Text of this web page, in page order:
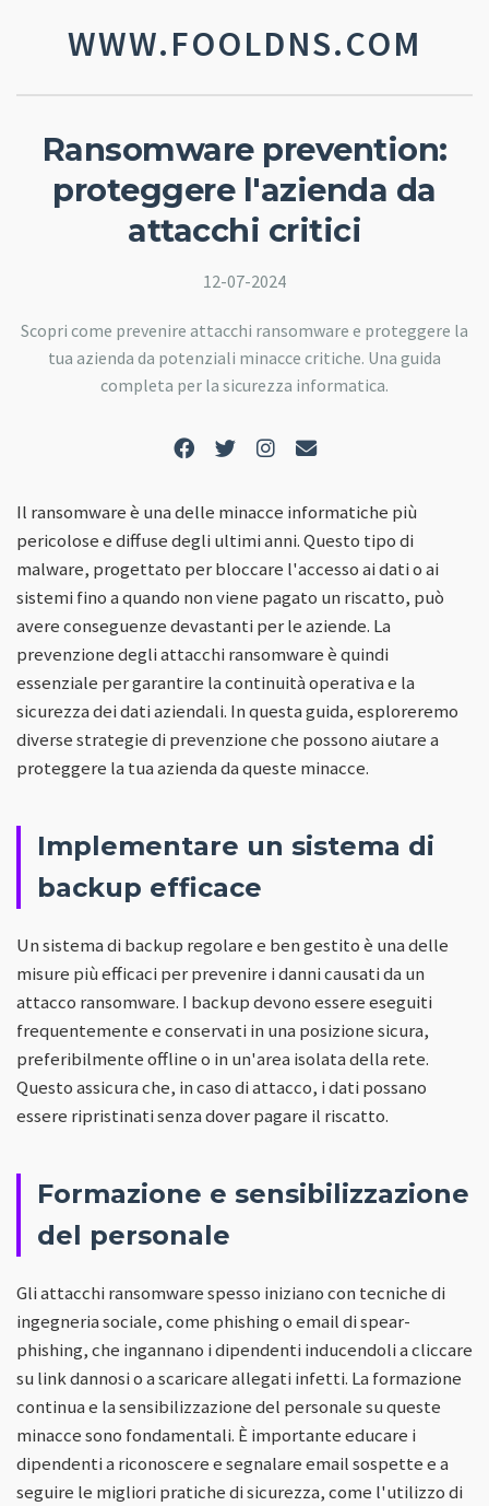
WWW.FOOLDNS.COM
Ransomware prevention:
proteggere l'azienda da
attacchi critici
12-07-2024
Scopri come prevenire attacchi ransomware e proteggere la
tua azienda da potenziali minacce critiche. Una guida
completa per la sicurezza informatica.
Il ransomware è una delle minacce informatiche più
pericolose e diffuse degli ultimi anni. Questo tipo di
malware, progettato per bloccare l'accesso ai dati o ai
sistemi fino a quando non viene pagato un riscatto, può
avere conseguenze devastanti per le aziende. La
prevenzione degli attacchi ransomware è quindi
essenziale per garantire la continuità operativa e la
sicurezza dei dati aziendali. In questa guida, esploreremo
diverse strategie di prevenzione che possono aiutare a
proteggere la tua azienda da queste minacce.
Implementare un sistema di
backup efficace
Un sistema di backup regolare e ben gestito è una delle
misure più efficaci per prevenire i danni causati da un
attacco ransomware. I backup devono essere eseguiti
frequentemente e conservati in una posizione sicura,
preferibilmente offline o in un'area isolata della rete.
Questo assicura che, in caso di attacco, i dati possano
essere ripristinati senza dover pagare il riscatto.
Formazione e sensibilizzazione
del personale
Gli attacchi ransomware spesso iniziano con tecniche di
ingegneria sociale, come phishing o email di spear-
phishing, che ingannano i dipendenti inducendoli a cliccare
su link dannosi o a scaricare allegati infetti. La formazione
continua e la sensibilizzazione del personale su queste
minacce sono fondamentali. È importante educare i
dipendenti a riconoscere e segnalare email sospette e a
seguire le migliori pratiche di sicurezza, come l'utilizzo di